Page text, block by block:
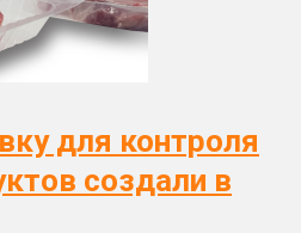
для контроля
создали в